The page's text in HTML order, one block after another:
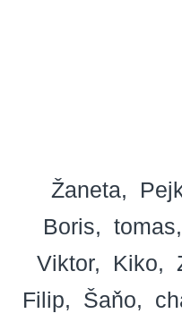
Žaneta
Boris
tomas
Viktor
Kiko
Filip
Šaňo